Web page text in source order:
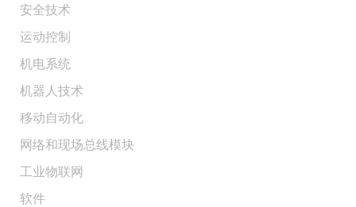
安全技术
运动控制
机电系统
机器人技术
移动自动化
网络和现场总线模块
工业物联网
软件